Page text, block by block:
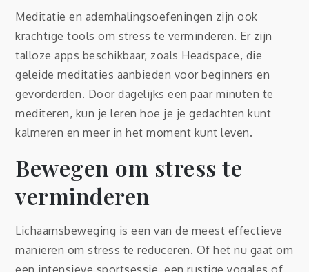
Meditatie en ademhalingsoefeningen zijn ook
krachtige tools om stress te verminderen. Er zijn
talloze apps beschikbaar, zoals Headspace, die
geleide meditaties aanbieden voor beginners en
gevorderden. Door dagelijks een paar minuten te
mediteren, kun je leren hoe je je gedachten kunt
kalmeren en meer in het moment kunt leven.
Bewegen om stress te
verminderen
Lichaamsbeweging is een van de meest effectieve
manieren om stress te reduceren. Of het nu gaat om